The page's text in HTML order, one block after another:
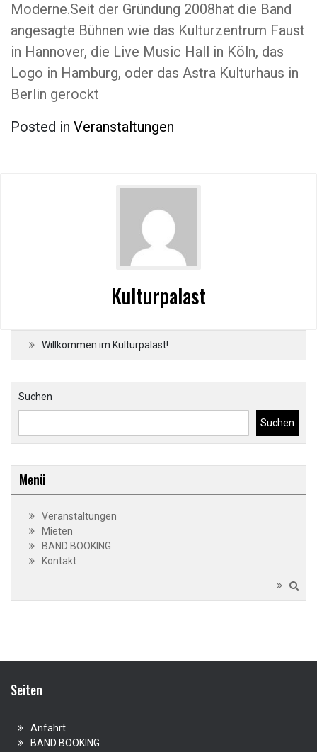
Moderne.Seit der Gründung 2008hat die Band
angesagte Bühnen wie das Kulturzentrum Faust
in Hannover, die Live Music Hall in Köln, das
Logo in Hamburg, oder das Astra Kulturhaus in
Berlin gerockt
Posted in Veranstaltungen
Kulturpalast
Willkommen im Kulturpalast!
Suchen
Suchen
Menü
Veranstaltungen
Mieten
BAND BOOKING
Kontakt
Seiten
Anfahrt
BAND BOOKING